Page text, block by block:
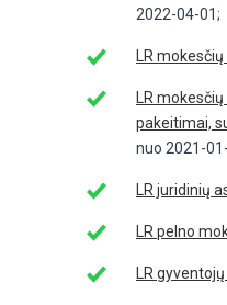
2022-04-01;
LR
LR
pakeitimai,
nuo 2021-
LR juridinių
LR pelno
LR